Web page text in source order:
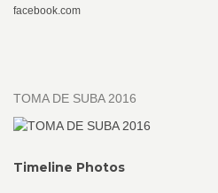
facebook.com
TOMA DE SUBA 2016
Timeline Photos